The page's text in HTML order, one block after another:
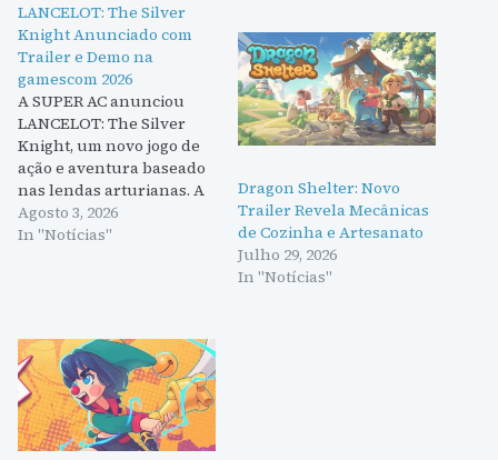
LANCELOT: The Silver
Knight Anunciado com
Trailer e Demo na
gamescom 2026
A SUPER AC anunciou
LANCELOT: The Silver
Knight, um novo jogo de
ação e aventura baseado
nas lendas arturianas. A
demo estará disponível
na gamescom 2026.
Agosto 3, 2026
In "Notícias"
Dragon Shelter: Novo
Trailer Revela Mecânicas
de Cozinha e Artesanato
Julho 29, 2026
In "Notícias"